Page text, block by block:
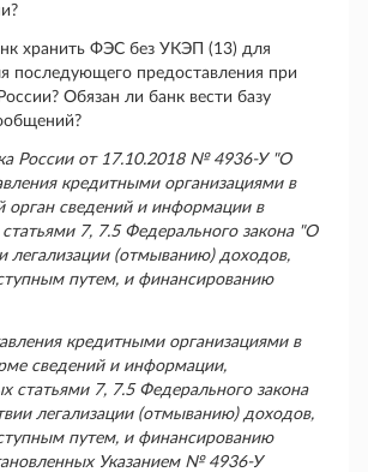
хранить ФЭС без УКЭП (13) для
последующего предоставления при
Обязан ли банк вести базу
России от 17.10.2018 № 4936-У "О
кредитными организациями в
орган сведений и информации в
статьями 7, 7.5 Федерального закона "О
легализации (отмыванию) доходов,
путем, и финансированию
кредитными организациями в
сведений и информации,
статьями 7, 7.5 Федерального закона
легализации (отмыванию) доходов,
путем, и финансированию
Указанием № 4936-У